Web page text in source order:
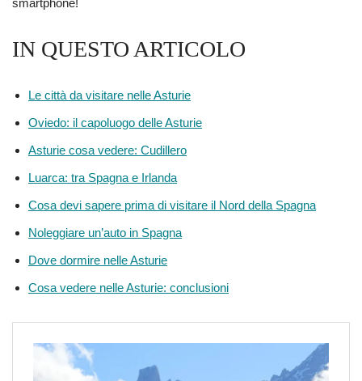
IN QUESTO ARTICOLO
Le città da visitare nelle Asturie
Oviedo: il capoluogo delle Asturie
Asturie cosa vedere: Cudillero
Luarca: tra Spagna e Irlanda
Cosa devi sapere prima di visitare il Nord della Spagna
Noleggiare un’auto in Spagna
Dove dormire nelle Asturie
Cosa vedere nelle Asturie: conclusioni